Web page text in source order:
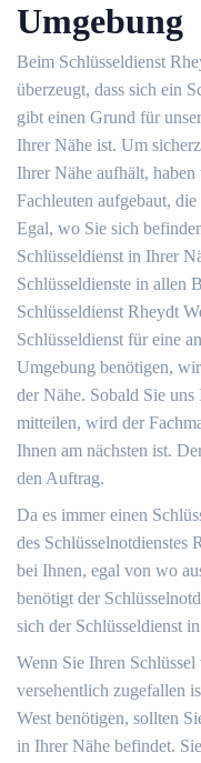
Umgebung
Beim Schlüsseldienst
überzeugt, dass sich ein
gibt einen Grund für
Ihrer Nähe ist. Um
Ihrer Nähe aufhält,
Fachleuten aufgebaut,
Egal, wo Sie sich
Schlüsseldienst in Ihrer
Schlüsseldienste in allen
Schlüsseldienst Rheydt
Schlüsseldienst für eine
Umgebung benötigen,
der Nähe. Sobald Sie uns
mitteilen, wird der
Ihnen am nächsten ist.
den Auftrag.
Da es immer einen
des Schlüsselnotdienstes
bei Ihnen, egal von wo
benötigt der
sich der Schlüsseldienst
Wenn Sie Ihren
versehentlich zugefallen
West benötigen, sollten
in Ihrer Nähe befindet.